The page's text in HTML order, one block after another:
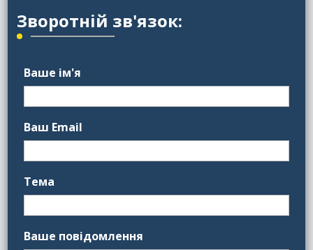
Зворотній зв'язок:
Ваше ім'я
Ваш Email
Тема
Ваше повідомлення